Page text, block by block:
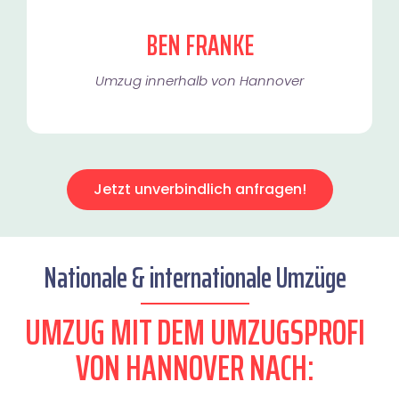
BEN FRANKE
Umzug innerhalb von Hannover​
Jetzt unverbindlich anfragen!
Nationale & internationale Umzüge
UMZUG MIT DEM UMZUGSPROFI
VON HANNOVER NACH: